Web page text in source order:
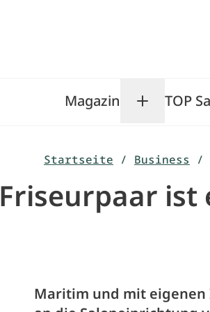
Magazin Toggle
TOP
Startseite / Business /
Friseurpaar ist
Maritim und mit eigenen